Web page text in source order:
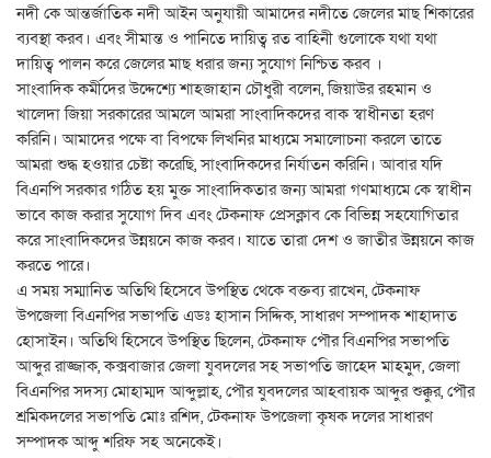
নদী কে আন্তর্জাতিক নদী আইন অনুযায়ী আমাদের নদীতে জেলের মাছ শিকারের
ব্যবস্থা করব। এবং সীমান্ত ও পানিতে দায়িত্ব রত বাহিনী গুলোকে যথা যথা
দায়িত্ব পালন করে জেলের মাছ ধরার জন্য সুযোগ নিশ্চিত করব ।
সাংবাদিক কর্মীদের উদ্দেশ্যে শাহজাহান চৌধুরী বলেন, জিয়াউর রহমান ও
খালেদা জিয়া সরকারের আমলে আমরা সাংবাদিকদের বাক স্বাধীনতা হরণ
করিনি। আমাদের পক্ষে বা বিপক্ষে লিখনির মাধ্যমে সমালোচনা করলে তাতে
আমরা শুদ্ধ হওয়ার চেষ্টা করেছি, সাংবাদিকদের নির্যাতন করিনি। আবার যদি
বিএনপি সরকার গঠিত হয় মুক্ত সাংবাদিকতার জন্য আমরা গণমাধ্যমে কে স্বাধীন
ভাবে কাজ করার সুযোগ দিব এবং টেকনাফ প্রেসক্লাব কে বিভিন্ন সহযোগিতার
করে সাংবাদিকদের উন্নয়নে কাজ করব। যাতে তারা দেশ ও জাতীর উন্নয়নে কাজ
করতে পারে।
এ সময় সম্মানিত অতিথি হিসেবে উপস্থিত থেকে বক্তব্য রাখেন, টেকনাফ
উপজেলা বিএনপির সভাপতি এডঃ হাসান সিদ্দিক, সাধারণ সম্পাদক শাহাদাত
হোসাইন। অতিথি হিসেবে উপস্থিত ছিলেন, টেকনাফ পৌর বিএনপির সভাপতি
আব্দুর রাজ্জাক, কক্সবাজার জেলা যুবদলের সহ সভাপতি জাহেদ মাহমুদ, জেলা
বিএনপির সদস্য মোহাম্মদ আব্দুল্লাহ, পৌর যুবদলের আহবায়ক আব্দুর শুক্কুর, পৌর
শ্রমিকদলের সভাপতি মোঃ রশিদ, টেকনাফ উপজেলা কৃষক দলের সাধারণ
সম্পাদক আব্দু শরিফ সহ অনেকেই।